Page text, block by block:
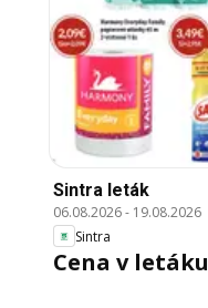
Sintra leták
06.08.2026- 19.08.2026
Sintra
Cena v letáku